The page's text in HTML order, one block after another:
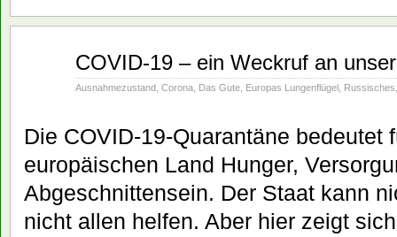
COVID-19 – ein Weckruf an
Ausnahmezustand Corona Das Gute Europas Lungenflügel Russisches
Die COVID-19-Quarantäne bedeutet
europäischen Land Hunger,
Abgeschnittensein. Der Staat kann
nicht allen helfen. Aber hier zeigt